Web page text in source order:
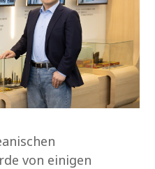
von einigen